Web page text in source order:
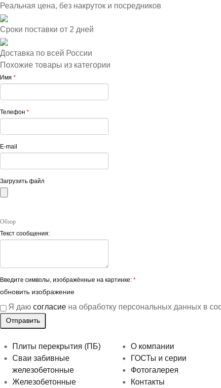
Реальная цена, без накруток и посредников
Сроки поставки от 2 дней
Доставка по всей России
Похожие товары из категории
Имя *
Телефон *
E-mail
Загрузить файл
Обзор
Текст сообщения:
Введите символы, изображённые на картинке: *
обновить изображение
Я даю согласие на обработку персональных данных в
Плиты перекрытия (ПБ)
Сваи забивные
железобетонные
Железобетонные
О компании
ГОСТы и серии
Фотогалерея
Контакты